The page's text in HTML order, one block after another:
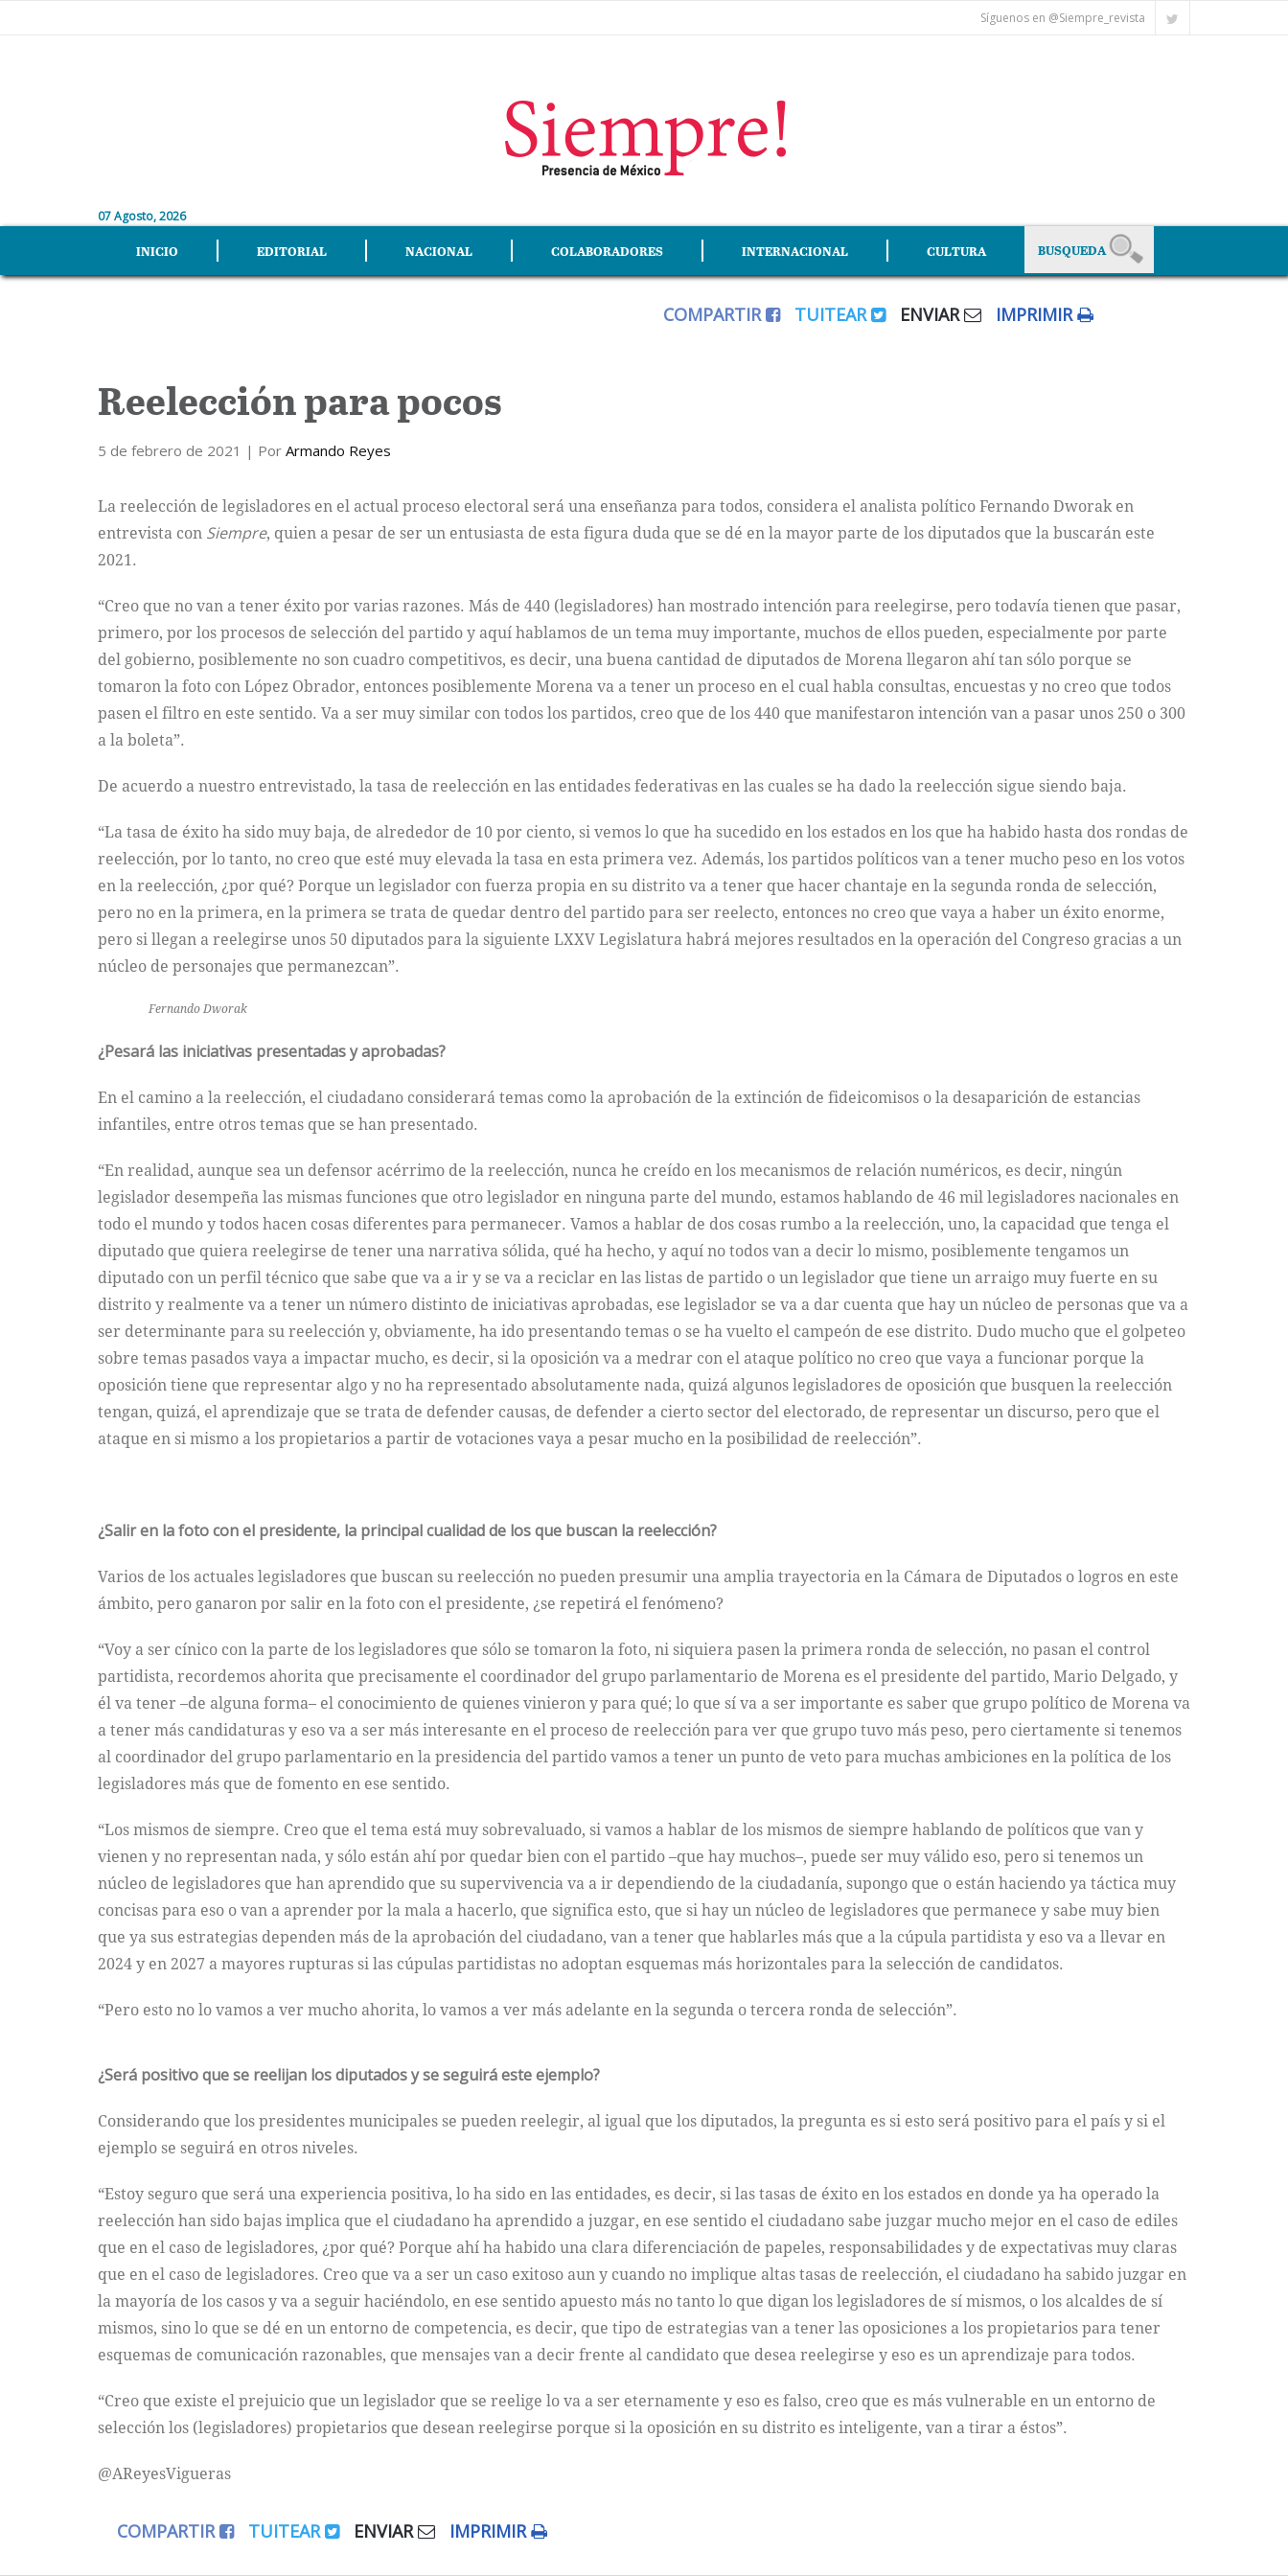
Síguenos en @Siempre_revista
07 Agosto, 2026
INICIO EDITORIAL NACIONAL COLABORADORES INTERNACIONAL CULTURA
COMPARTIR TUITEAR ENVIAR IMPRIMIR
Reelección para pocos
5 de febrero de 2021 | Por Armando Reyes
La reelección de legisladores en el actual proceso electoral será una enseñanza para todos, considera el analista político Fernando Dworak en
entrevista con Siempre, quien a pesar de ser un entusiasta de esta figura duda que se dé en la mayor parte de los diputados que la buscarán este
2021.
“Creo que no van a tener éxito por varias razones. Más de 440 (legisladores) han mostrado intención para reelegirse, pero todavía tienen que pasar,
primero, por los procesos de selección del partido y aquí hablamos de un tema muy importante, muchos de ellos pueden, especialmente por parte
del gobierno, posiblemente no son cuadro competitivos, es decir, una buena cantidad de diputados de Morena llegaron ahí tan sólo porque se
tomaron la foto con López Obrador, entonces posiblemente Morena va a tener un proceso en el cual habla consultas, encuestas y no creo que todos
pasen el filtro en este sentido. Va a ser muy similar con todos los partidos, creo que de los 440 que manifestaron intención van a pasar unos 250 o 300
a la boleta”.
De acuerdo a nuestro entrevistado, la tasa de reelección en las entidades federativas en las cuales se ha dado la reelección sigue siendo baja.
“La tasa de éxito ha sido muy baja, de alrededor de 10 por ciento, si vemos lo que ha sucedido en los estados en los que ha habido hasta dos rondas de
reelección, por lo tanto, no creo que esté muy elevada la tasa en esta primera vez. Además, los partidos políticos van a tener mucho peso en los votos
en la reelección, ¿por qué? Porque un legislador con fuerza propia en su distrito va a tener que hacer chantaje en la segunda ronda de selección,
pero no en la primera, en la primera se trata de quedar dentro del partido para ser reelecto, entonces no creo que vaya a haber un éxito enorme,
pero si llegan a reelegirse unos 50 diputados para la siguiente LXXV Legislatura habrá mejores resultados en la operación del Congreso gracias a un
núcleo de personajes que permanezcan”.
Fernando Dworak
¿Pesará las iniciativas presentadas y aprobadas?
En el camino a la reelección, el ciudadano considerará temas como la aprobación de la extinción de fideicomisos o la desaparición de estancias
infantiles, entre otros temas que se han presentado.
“En realidad, aunque sea un defensor acérrimo de la reelección, nunca he creído en los mecanismos de relación numéricos, es decir, ningún
legislador desempeña las mismas funciones que otro legislador en ninguna parte del mundo, estamos hablando de 46 mil legisladores nacionales en
todo el mundo y todos hacen cosas diferentes para permanecer. Vamos a hablar de dos cosas rumbo a la reelección, uno, la capacidad que tenga el
diputado que quiera reelegirse de tener una narrativa sólida, qué ha hecho, y aquí no todos van a decir lo mismo, posiblemente tengamos un
diputado con un perfil técnico que sabe que va a ir y se va a reciclar en las listas de partido o un legislador que tiene un arraigo muy fuerte en su
distrito y realmente va a tener un número distinto de iniciativas aprobadas, ese legislador se va a dar cuenta que hay un núcleo de personas que va a
ser determinante para su reelección y, obviamente, ha ido presentando temas o se ha vuelto el campeón de ese distrito. Dudo mucho que el golpeteo
sobre temas pasados vaya a impactar mucho, es decir, si la oposición va a medrar con el ataque político no creo que vaya a funcionar porque la
oposición tiene que representar algo y no ha representado absolutamente nada, quizá algunos legisladores de oposición que busquen la reelección
tengan, quizá, el aprendizaje que se trata de defender causas, de defender a cierto sector del electorado, de representar un discurso, pero que el
ataque en si mismo a los propietarios a partir de votaciones vaya a pesar mucho en la posibilidad de reelección”.
¿Salir en la foto con el presidente, la principal cualidad de los que buscan la reelección?
Varios de los actuales legisladores que buscan su reelección no pueden presumir una amplia trayectoria en la Cámara de Diputados o logros en este
ámbito, pero ganaron por salir en la foto con el presidente, ¿se repetirá el fenómeno?
“Voy a ser cínico con la parte de los legisladores que sólo se tomaron la foto, ni siquiera pasen la primera ronda de selección, no pasan el control
partidista, recordemos ahorita que precisamente el coordinador del grupo parlamentario de Morena es el presidente del partido, Mario Delgado, y
él va tener –de alguna forma– el conocimiento de quienes vinieron y para qué; lo que sí va a ser importante es saber que grupo político de Morena va
a tener más candidaturas y eso va a ser más interesante en el proceso de reelección para ver que grupo tuvo más peso, pero ciertamente si tenemos
al coordinador del grupo parlamentario en la presidencia del partido vamos a tener un punto de veto para muchas ambiciones en la política de los
legisladores más que de fomento en ese sentido.
“Los mismos de siempre. Creo que el tema está muy sobrevaluado, si vamos a hablar de los mismos de siempre hablando de políticos que van y
vienen y no representan nada, y sólo están ahí por quedar bien con el partido –que hay muchos–, puede ser muy válido eso, pero si tenemos un
núcleo de legisladores que han aprendido que su supervivencia va a ir dependiendo de la ciudadanía, supongo que o están haciendo ya táctica muy
concisas para eso o van a aprender por la mala a hacerlo, que significa esto, que si hay un núcleo de legisladores que permanece y sabe muy bien
que ya sus estrategias dependen más de la aprobación del ciudadano, van a tener que hablarles más que a la cúpula partidista y eso va a llevar en
2024 y en 2027 a mayores rupturas si las cúpulas partidistas no adoptan esquemas más horizontales para la selección de candidatos.
“Pero esto no lo vamos a ver mucho ahorita, lo vamos a ver más adelante en la segunda o tercera ronda de selección”.
¿Será positivo que se reelijan los diputados y se seguirá este ejemplo?
Considerando que los presidentes municipales se pueden reelegir, al igual que los diputados, la pregunta es si esto será positivo para el país y si el
ejemplo se seguirá en otros niveles.
“Estoy seguro que será una experiencia positiva, lo ha sido en las entidades, es decir, si las tasas de éxito en los estados en donde ya ha operado la
reelección han sido bajas implica que el ciudadano ha aprendido a juzgar, en ese sentido el ciudadano sabe juzgar mucho mejor en el caso de ediles
que en el caso de legisladores, ¿por qué? Porque ahí ha habido una clara diferenciación de papeles, responsabilidades y de expectativas muy claras
que en el caso de legisladores. Creo que va a ser un caso exitoso aun y cuando no implique altas tasas de reelección, el ciudadano ha sabido juzgar en
la mayoría de los casos y va a seguir haciéndolo, en ese sentido apuesto más no tanto lo que digan los legisladores de sí mismos, o los alcaldes de sí
mismos, sino lo que se dé en un entorno de competencia, es decir, que tipo de estrategias van a tener las oposiciones a los propietarios para tener
esquemas de comunicación razonables, que mensajes van a decir frente al candidato que desea reelegirse y eso es un aprendizaje para todos.
“Creo que existe el prejuicio que un legislador que se reelige lo va a ser eternamente y eso es falso, creo que es más vulnerable en un entorno de
selección los (legisladores) propietarios que desean reelegirse porque si la oposición en su distrito es inteligente, van a tirar a éstos”.
@AReyesVigueras
COMPARTIR TUITEAR ENVIAR IMPRIMIR